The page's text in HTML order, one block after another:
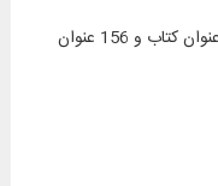
252 عنوان کتاب و رساله در 179 جلد (96 عنوان کتاب و 156 عنوان